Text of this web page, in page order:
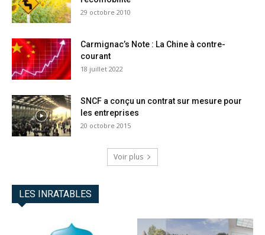
29 octobre 2010
Carmignac’s Note : La Chine à contre-
courant
18 juillet 2022
SNCF a conçu un contrat sur mesure pour
les entreprises
20 octobre 2015
Voir plus
LES INRATABLES